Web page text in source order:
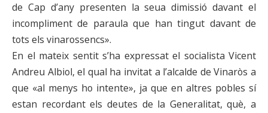
de Cap d’any presenten la seua dimissió davant el
incompliment de paraula que han tingut davant de
tots els vinarossencs».
En el mateix sentit s’ha expressat el socialista Vicent
Andreu Albiol, el qual ha invitat a l’alcalde de Vinaròs a
que «al menys ho intente», ja que en altres pobles sí
estan recordant els deutes de la Generalitat, què, a